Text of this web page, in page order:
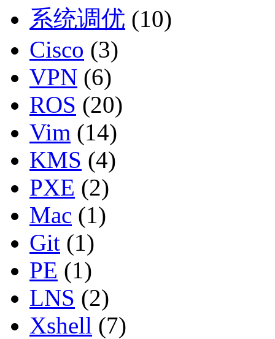
系统调优 (10)
Cisco (3)
VPN (6)
ROS (20)
Vim (14)
KMS (4)
PXE (2)
Mac (1)
Git (1)
PE (1)
LNS (2)
Xshell (7)